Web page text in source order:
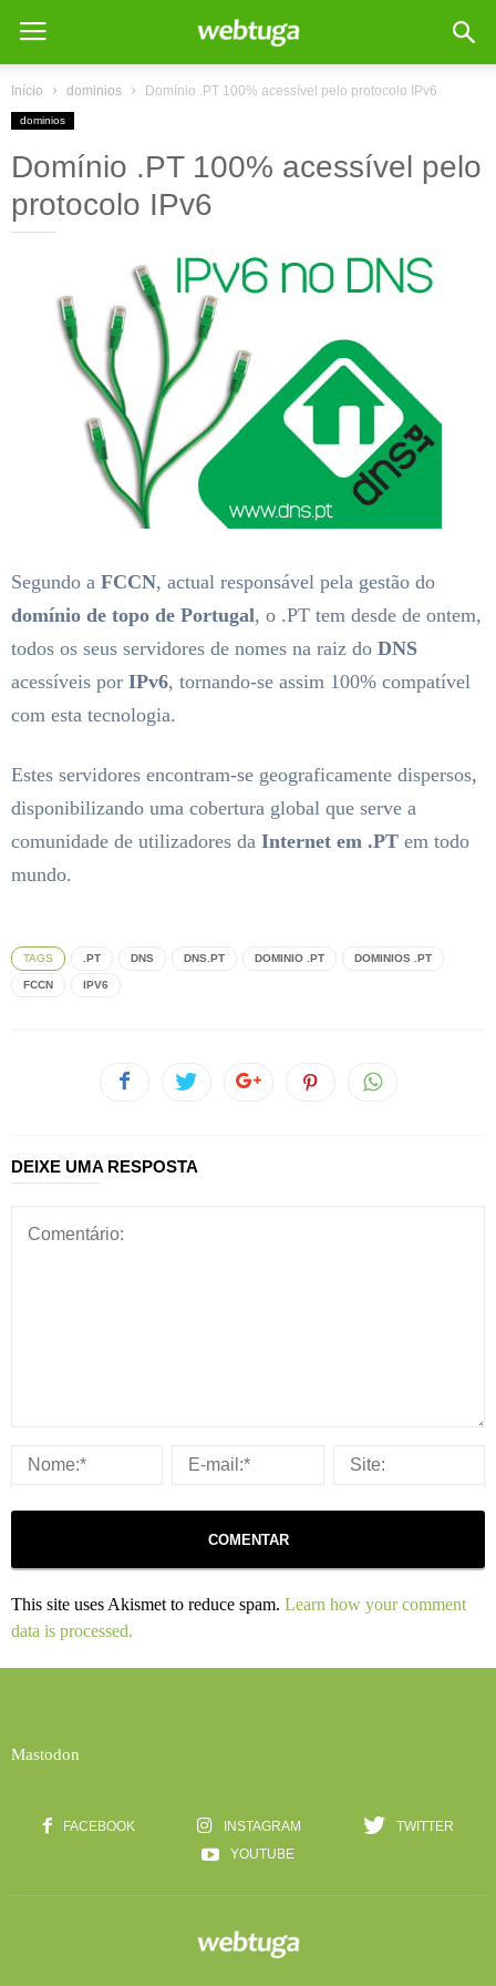
Início dominios Domínio .PT 100% acessível pelo protocolo IPv6
dominios
Domínio .PT 100% acessível pelo
protocolo IPv6
Segundo a FCCN, actual responsável pela gestão do
domínio de topo de Portugal, o .PT tem desde de ontem,
todos os seus servidores de nomes na raiz do DNS
acessíveis por IPv6, tornando-se assim 100% compatível
com esta tecnologia.
Estes servidores encontram-se geograficamente dispersos,
disponibilizando uma cobertura global que serve a
comunidade de utilizadores da Internet em .PT em todo
mundo.
TAGS .PT DNS DNS.PT DOMINIO .PT DOMINIOS .PT
FCCN IPV6
DEIXE UMA RESPOSTA
This site uses Akismet to reduce spam. Learn how your comment
data is processed.
Mastodon
FACEBOOK INSTAGRAM
TWITTER
YOUTUBE